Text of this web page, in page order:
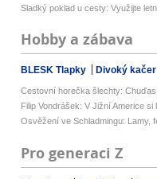
Sladký poklad u cesty: Využijte
Hobby a zábava
BLESK Tlapky Divoký kačer
Cestovní horečka šlechty:
Filip Vondrášek: V Jižní Americe
Osvěžení ve Schladmingu: Lamy,
Pro generaci Z